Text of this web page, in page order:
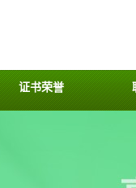
证书荣誉